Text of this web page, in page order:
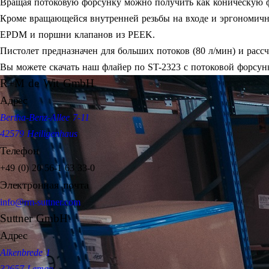
Кроме вращающейся внутренней резьбы на входе и
EPDM и поршни клапанов из PEEK.
Пистолет предназначен для больших потоков (80 л/мин) и
Вы можете скачать наш флайер по ST-2323 с потоковой
R+M de Wit GmbH
Адрес
Bertha-Benz-Allee 7-11
42579 Heiligenhaus
Телефон
+49 (0) 20 56-1 63 33-0
Электронная почта
info@rm-suttner.com
Suttner GmbH
Адрес
Alkenbrede 1